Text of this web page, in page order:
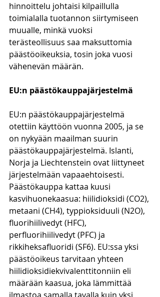
hinnoittelu johtaisi kilpaillulla
toimialalla tuotannon siirtymiseen
muualle, minkä vuoksi
terästeollisuus saa maksuttomia
päästöoikeuksia, tosin joka vuosi
vähenevän määrän.
EU:n päästökauppajärjestelmä
EU:n päästökauppajärjestelmä
otettiin käyttöön vuonna 2005, ja se
on nykyään maailman suurin
päästökauppajärjestelmä. Islanti,
Norja ja Liechtenstein ovat liittyneet
järjestelmään vapaaehtoisesti.
Päästökauppa kattaa kuusi
kasvihuonekaasua: hiilidioksidi (CO2),
metaani (CH4), typpioksiduuli (N2O),
fluorihiilivedyt (HFC),
perfluorihiilivedyt (PFC) ja
rikkiheksafluoridi (SF6). EU:ssa yksi
päästöoikeus tarvitaan yhteen
hiilidioksidiekvivalenttitonniin eli
määrään kaasua, joka lämmittää